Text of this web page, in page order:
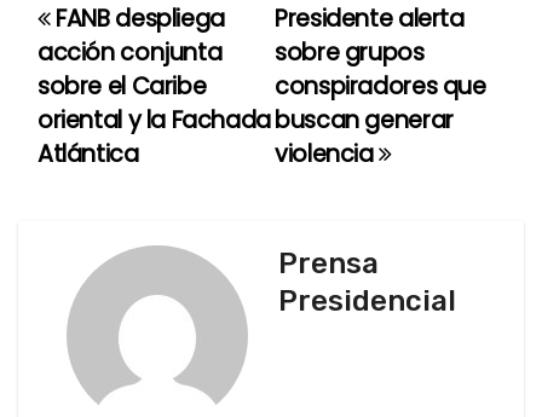
N
a
v
Presidente alerta
sobre grupos
conspiradores que
buscan generar
violencia
FANB despliega
acción conjunta
sobre el Caribe
oriental y la Fachada
Atlántica
Prensa
Presidencial